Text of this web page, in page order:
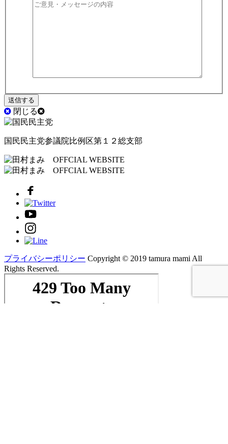
閉じる
国民民主党参議院比例区第１２総支部
プライバシーポリシー Copyright ©︎ 2019 tamura mami All
Rights Reserved.